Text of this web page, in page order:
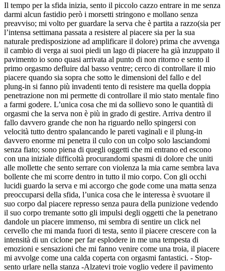
Il tempo per la sfida inizia, sento il piccolo cazzo entrare in me senza
darmi alcun fastidio però i morsetti stringono e mollano senza
preavviso; mi volto per guardare la serva che è partita a razzo(sia per
l’intensa settimana passata a resistere al piacere sia per la sua
naturale predisposizione ad amplificare il dolore) prima che avvenga
il cambio di verga ai suoi piedi un lago di piacere ha già inzuppato il
pavimento io sono quasi arrivata al punto di non ritorno e sento il
primo orgasmo defluire dal basso ventre; cerco di controllare il mio
piacere quando sia sopra che sotto le dimensioni del fallo e del
plung-in si fanno più invadenti tento di resistere ma quella doppia
penetrazione non mi permette di controllare il mio stato mentale fino
a farmi godere. L’unica cosa che mi da sollievo sono le quantità di
orgasmi che la serva non è più in grado di gestire. Arriva dentro il
fallo davvero grande che non ha riguardo nello spingersi con
velocità tutto dentro spalancando le pareti vaginali e il plung-in
davvero enorme mi penetra il culo con un colpo solo lasciandomi
senza fiato; sono piena di quegli oggetti che mi entrano ed escono
con una iniziale difficoltà procurandomi spasmi di dolore che uniti
alle mollette che sento serrare con violenza la mia carne sembra lava
bollente che mi scorre dentro in tutto il mio corpo. Con gli occhi
lucidi guardo la serva e mi accorgo che gode come una matta senza
preoccuparsi della sfida, l’unica cosa che le interessa è svuotare il
suo corpo dal piacere represso senza paura della punizione vedendo
il suo corpo tremante sotto gli impulsi degli oggetti che la penetrano
dandole un piacere immenso, mi sembra di sentire un click nel
cervello che mi manda fuori di testa, sento il piacere crescere con la
intensità di un ciclone per far esplodere in me una tempesta di
emozioni e sensazioni che mi fanno venire come una troia, il piacere
mi avvolge come una calda coperta con orgasmi fantastici. - Stop-
sento urlare nella stanza -Alzatevi troie voglio vedere il pavimento